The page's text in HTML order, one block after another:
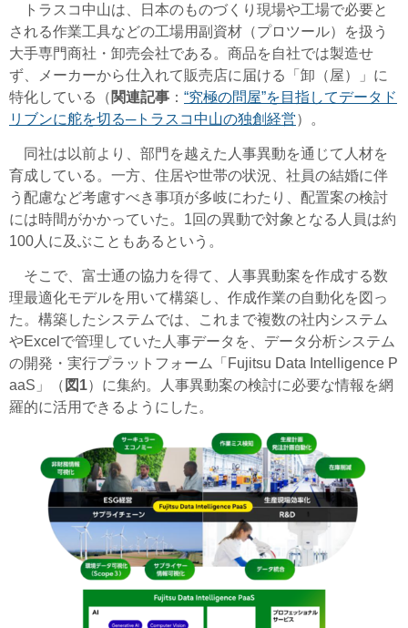
トラスコ中山は、日本のものづくり現場や工場で必要と
される作業工具などの工場用副資材（プロツール）を扱う
大手専門商社・卸売会社である。商品を自社では製造せ
ず、メーカーから仕入れて販売店に届ける「卸（屋）」に
特化している（ 関連記事 ： “究極の問屋”を目指してデータド
リブンに舵を切る─トラスコ中山の独創経営）。
同社は以前より、部門を越えた人事異動を通じて人材を
育成している。一方、住居や世帯の状況、社員の結婚に伴
う配慮など考慮すべき事項が多岐にわたり、配置案の検討
には時間がかかっていた。 1回の異動で対象となる人員は約
100人に及ぶこともある という。
そこで、富士通の協力を得て、人事異動案を作成する数
理最適化モデルを用いて構築し、作成作業の自動化を図っ
た。構築したシステムでは、これまで複数の社内システム
やExcelで管理していた人事データを、データ分析システム
の開発・実行プラットフォーム「Fujitsu Data Intelligence P
aaS」（ 図1）に集約。人事異動案の検討に必要な情報を網
羅的に活用できるようにした。